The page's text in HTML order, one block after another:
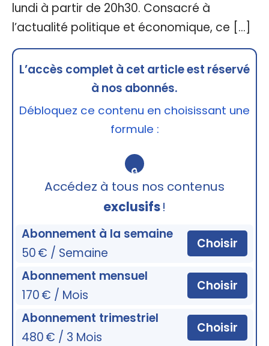
lundi à partir de 20h30. Consacré à
l’actualité politique et économique, ce […]
L’accès complet à cet article est réservé
à nos abonnés.
Débloquez ce contenu en choisissant une
formule :
🔒
Accédez à tous nos contenus
exclusifs!
Abonnement à la semaine
50 € / Semaine
Choisir
Abonnement mensuel
170 € / Mois
Choisir
Abonnement trimestriel
480 € / 3 Mois
Choisir